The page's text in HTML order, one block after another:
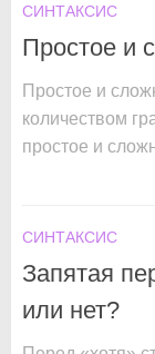
СИНТАКСИС
Простое и
Простое и
количеством
простое и
СИНТАКСИС
Запятая
или нет?